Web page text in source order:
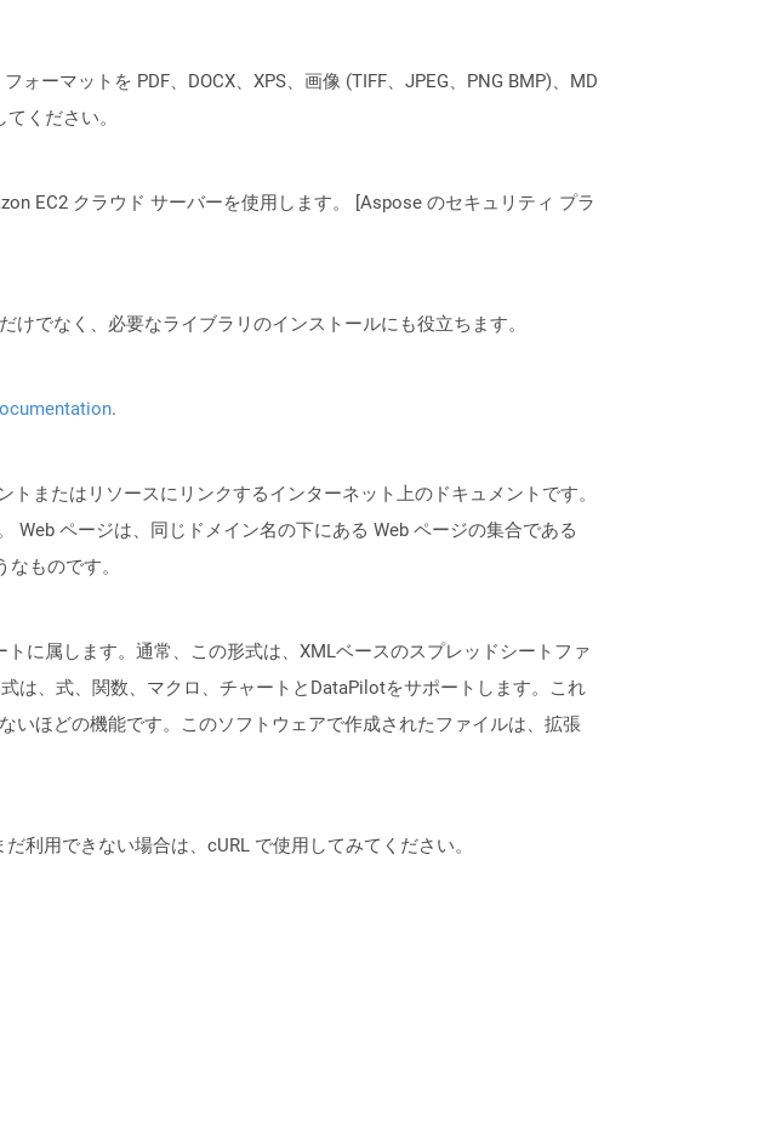
ーマットを PDF、DOCX、XPS、画像 (TIFF、JPEG、PNG BMP)、MD
ください。
EC2 クラウド サーバーを使用します。 [Aspose のセキュリティ プラ
でなく、必要なライブラリのインストールにも役立ちます。
.
またはリソースにリンクするインターネット上のドキュメントです。
Web ページは、同じドメイン名の下にある Web ページの集合である
ものです。
に属します。通常、この形式は、XMLベースのスプレッドシートファ
は、式、関数、マクロ、チャートとDataPilotをサポートします。これ
ほどの機能です。このソフトウェアで作成されたファイルは、拡張
利用できない場合は、cURL で使用してみてください。